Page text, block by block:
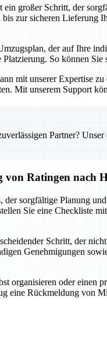
großer Schritt, der
zur sicheren Lieferung
der auf Ihre
So können
mit unserer Expertise
Mit unserem Support
Partner?
von Ratingen nach
sorgfältige Planung
Sie eine Checkliste
Schritt, der
Genehmigungen
organisieren oder einen
eine Rückmeldung von